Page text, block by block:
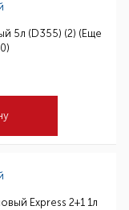
5л (D355) (2) (Еще
Express 2+1 1л